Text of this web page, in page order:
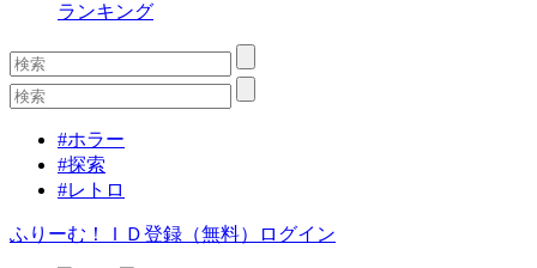
ランキング
#ホラー
#探索
#レトロ
ふりーむ！ＩＤ登録（無料） ログイン